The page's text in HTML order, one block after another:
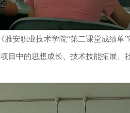
安职业技术学院“第二课堂成绩单
目中的思想成长、技术技能拓展、